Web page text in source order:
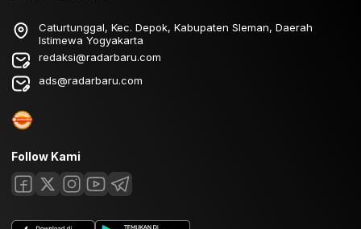
Caturtunggal, Kec. Depok, Kabupaten Sleman, Daerah
Istimewa Yogyakarta
redaksi@radarbaru.com
ads@radarbaru.com
Follow Kami